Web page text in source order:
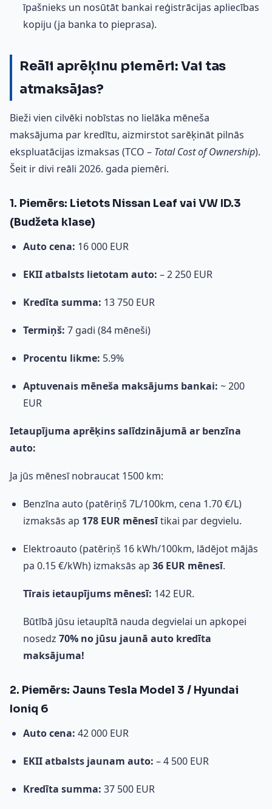
īpašnieks un nosūtāt bankai reģistrācijas apliecības
kopiju (ja banka to pieprasa).
Reāli aprēķinu piemēri: Vai tas
atmaksājas?
Bieži vien cilvēki nobīstas no lielāka mēneša
maksājuma par kredītu, aizmirstot sarēķināt pilnās
ekspluatācijas izmaksas (TCO – Total Cost of Ownership).
Šeit ir divi reāli 2026. gada piemēri.
1. Piemērs: Lietots Nissan Leaf vai VW ID.3
(Budžeta klase)
Auto cena: 16 000 EUR
EKII atbalsts lietotam auto: – 2 250 EUR
Kredīta summa: 13 750 EUR
Termiņš: 7 gadi (84 mēneši)
Procentu likme: 5.9%
Aptuvenais mēneša maksājums bankai: ~ 200
EUR
Ietaupījuma aprēķins salīdzinājumā ar benzīna
auto:
Ja jūs mēnesī nobraucat 1500 km:
Benzīna auto (patēriņš 7L/100km, cena 1.70 €/L)
izmaksās ap 178 EUR mēnesītikai par degvielu.
Elektroauto (patēriņš 16 kWh/100km, lādējot mājās
pa 0.15 €/kWh) izmaksās ap 36 EUR mēnesī.
Tīrais ietaupījums mēnesī: 142 EUR.
Būtībā jūsu ietaupītā nauda degvielai un apkopei
nosedz 70% no jūsu jaunā auto kredīta
maksājuma!
2. Piemērs: Jauns Tesla Model 3 / Hyundai
Ioniq 6
Auto cena: 42 000 EUR
EKII atbalsts jaunam auto: – 4 500 EUR
Kredīta summa: 37 500 EUR